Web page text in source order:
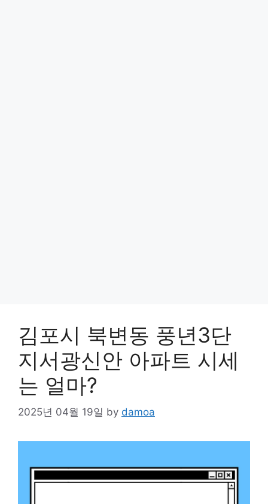
김포시 북변동 풍년3단
지서광신안 아파트 시세
는 얼마?
2025년 04월 19일 by damoa